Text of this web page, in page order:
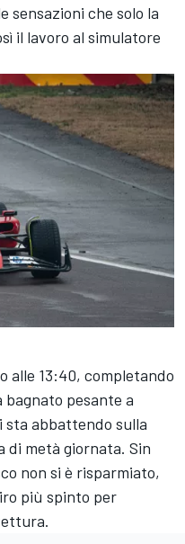
sensazioni che solo la
il lavoro al simulatore
alle 13:40, completando
pesante a
sta abbattendo sulla
di metà giornata. Sin
non si è risparmiato,
più spinto per